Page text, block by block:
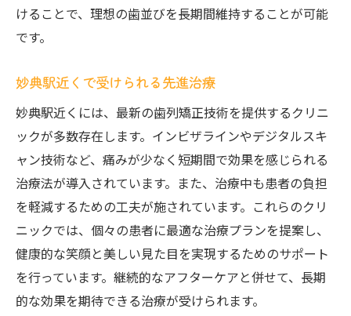
けることで、理想の歯並びを長期間維持することが可能
です。
妙典駅近くで受けられる先進治療
妙典駅近くには、最新の歯列矯正技術を提供するクリニ
ックが多数存在します。インビザラインやデジタルスキ
ャン技術など、痛みが少なく短期間で効果を感じられる
治療法が導入されています。また、治療中も患者の負担
を軽減するための工夫が施されています。これらのクリ
ニックでは、個々の患者に最適な治療プランを提案し、
健康的な笑顔と美しい見た目を実現するためのサポート
を行っています。継続的なアフターケアと併せて、長期
的な効果を期待できる治療が受けられます。